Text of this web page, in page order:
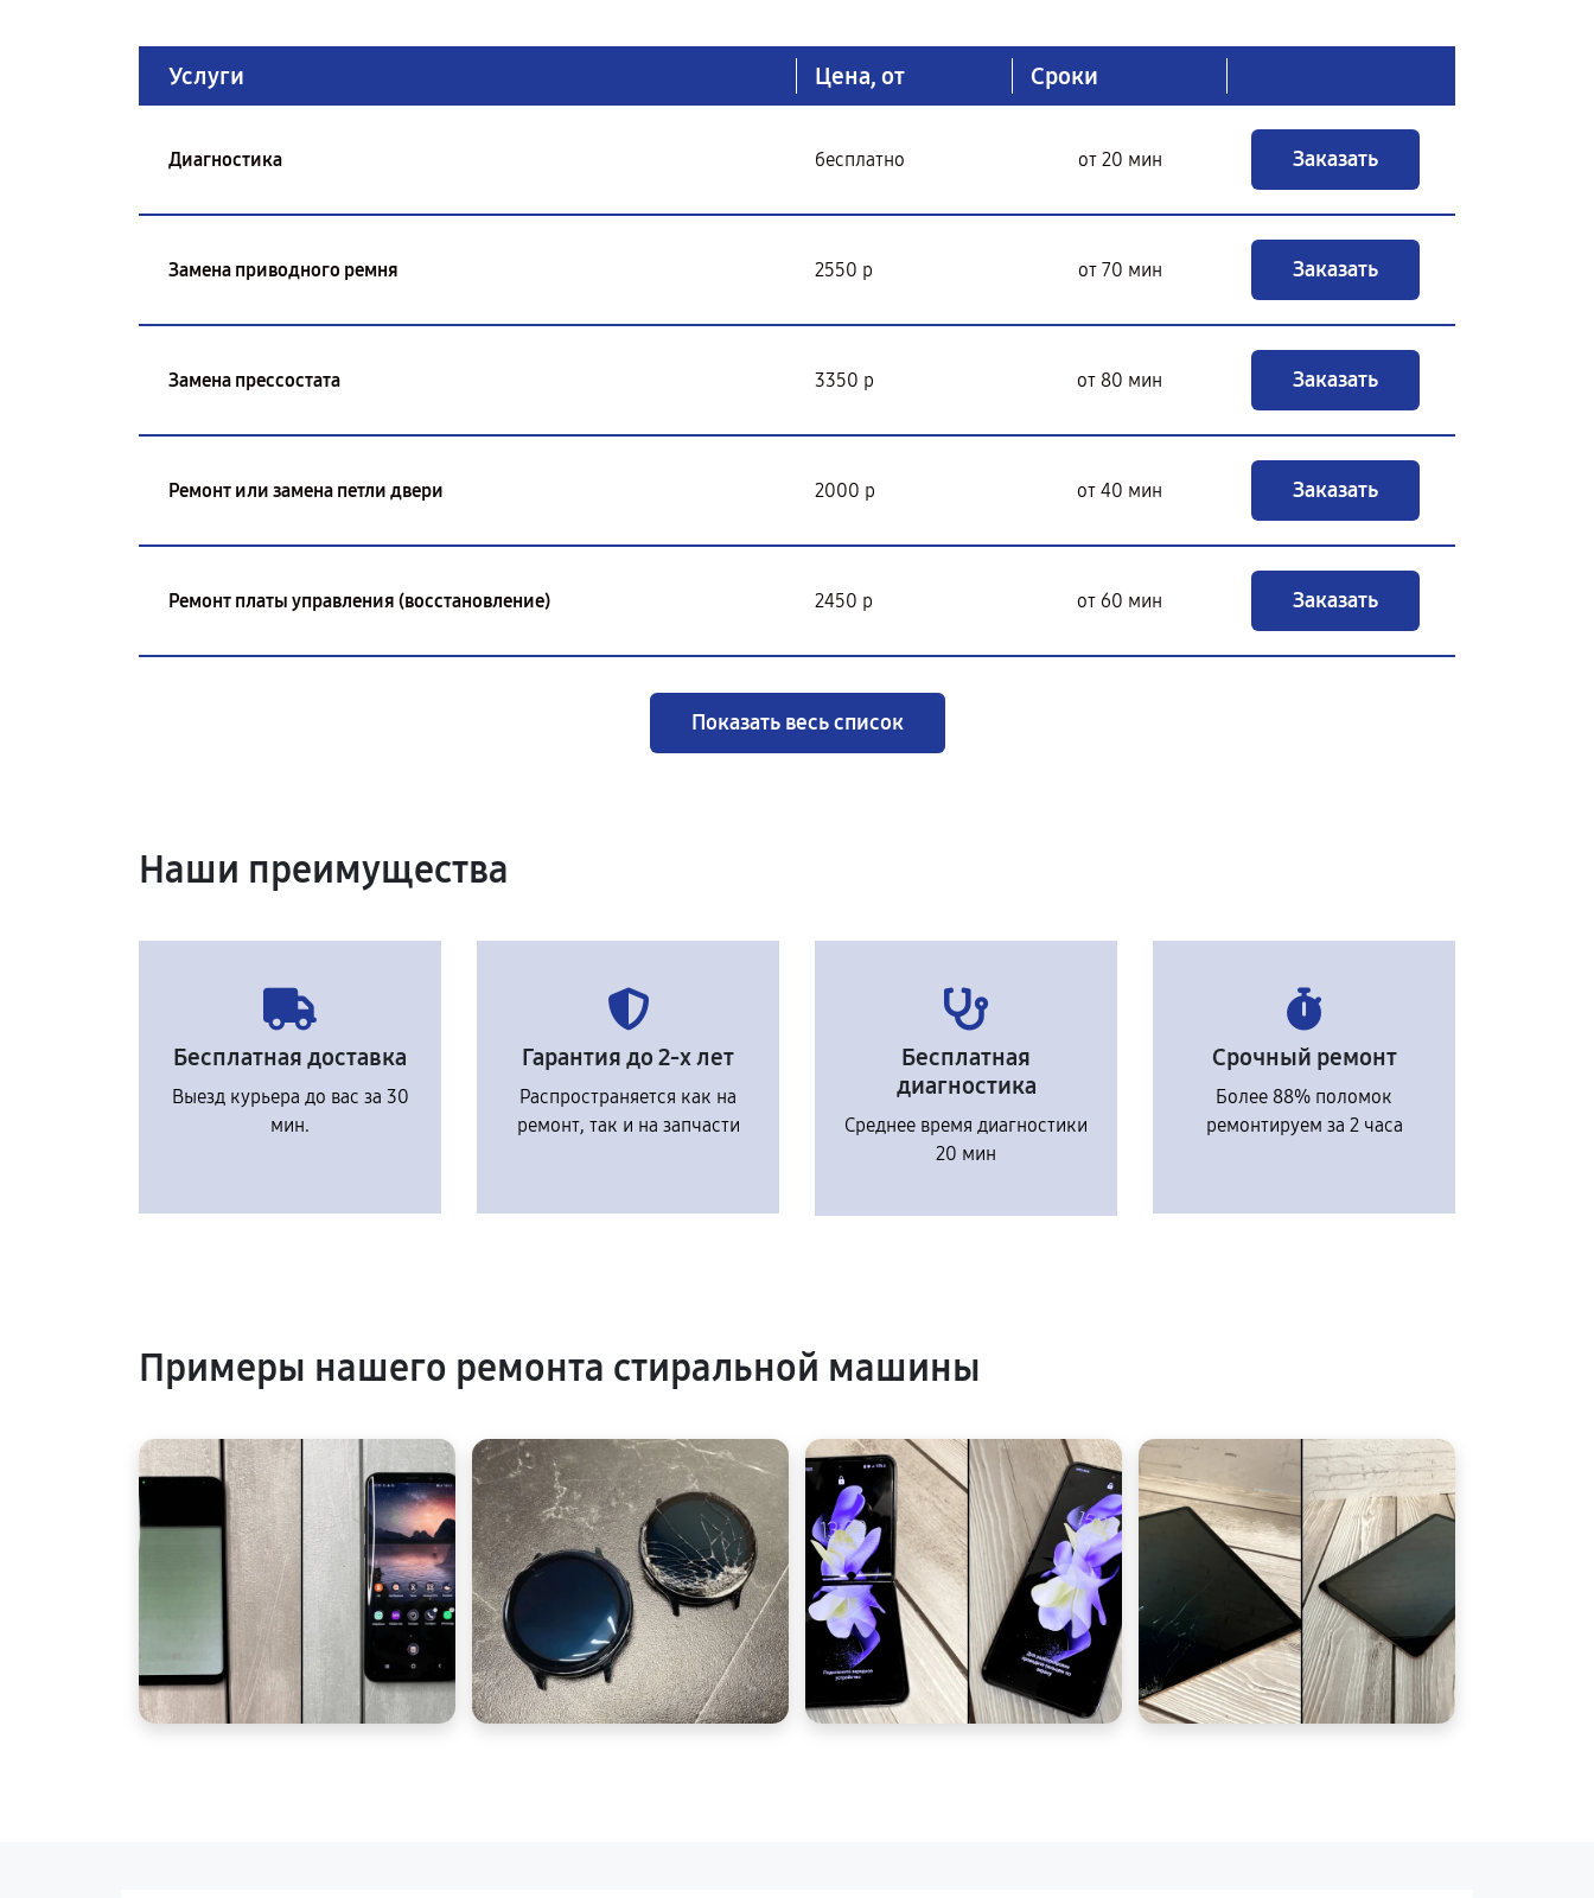
Услуги Цена, от Сроки
Диагностика бесплатно от 20 мин Заказать
Замена приводного ремня 2550 р от 70 мин Заказать
Замена прессостата 3350 р от 80 мин Заказать
Ремонт или замена петли двери 2000 р от 40 мин Заказать
Ремонт платы управления (восстановление) 2450 р от 60 мин Заказать
Показать весь список
Наши преимущества
Бесплатная доставка
Выезд курьера до вас за 30
мин.
Гарантия до 2-х лет
Распространяется как на
ремонт, так и на запчасти
Бесплатная
диагностика
Среднее время диагностики
20 мин
Срочный ремонт
Более 88% поломок
ремонтируем за 2 часа
Примеры нашего ремонта стиральной машины